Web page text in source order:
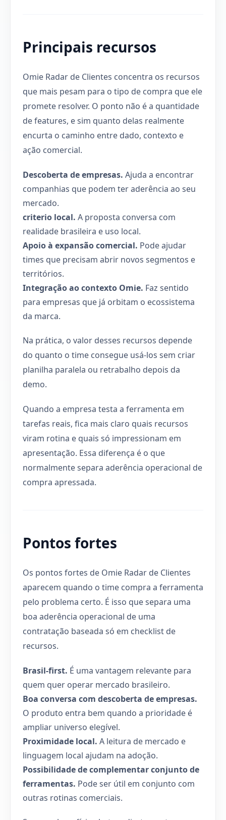
Principais recursos
Omie Radar de Clientes concentra os recursos
que mais pesam para o tipo de compra que ele
promete resolver. O ponto não é a quantidade
de features, e sim quanto delas realmente
encurta o caminho entre dado, contexto e
ação comercial.
Descoberta de empresas. Ajuda a encontrar
companhias que podem ter aderência ao seu
mercado.
criterio local. A proposta conversa com
realidade brasileira e uso local.
Apoio à expansão comercial. Pode ajudar
times que precisam abrir novos segmentos e
territórios.
Integração ao contexto Omie. Faz sentido
para empresas que já orbitam o ecossistema
da marca.
Na prática, o valor desses recursos depende
do quanto o time consegue usá-los sem criar
planilha paralela ou retrabalho depois da
demo.
Quando a empresa testa a ferramenta em
tarefas reais, fica mais claro quais recursos
viram rotina e quais só impressionam em
apresentação. Essa diferença é o que
normalmente separa aderência operacional de
compra apressada.
Pontos fortes
Os pontos fortes de Omie Radar de Clientes
aparecem quando o time compra a ferramenta
pelo problema certo. É isso que separa uma
boa aderência operacional de uma
contratação baseada só em checklist de
recursos.
Brasil-first. É uma vantagem relevante para
quem quer operar mercado brasileiro.
Boa conversa com descoberta de empresas.
O produto entra bem quando a prioridade é
ampliar universo elegível.
Proximidade local. A leitura de mercado e
linguagem local ajudam na adoção.
Possibilidade de complementar conjunto de
ferramentas. Pode ser útil em conjunto com
outras rotinas comerciais.